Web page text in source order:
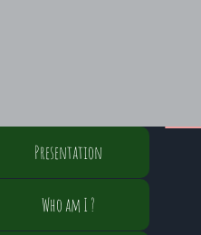
Presentation
Who am I ?